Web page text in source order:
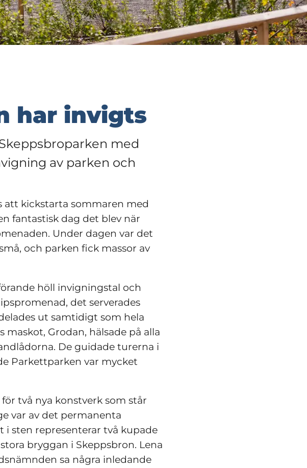
har invigts
med
av parken och
att kickstarta sommaren med
fantastisk dag det blev när
Under dagen var det
och parken fick massor av
höll invigningstal och
det serverades
ut samtidigt som hela
maskot, Grodan, hälsade på alla
De guidade turerna i
Parkettparken var mycket
två nya konstverk som står
var av det permanenta
i sten representerar två kupade
bryggan i Skeppsbron. Lena
sa några inledande